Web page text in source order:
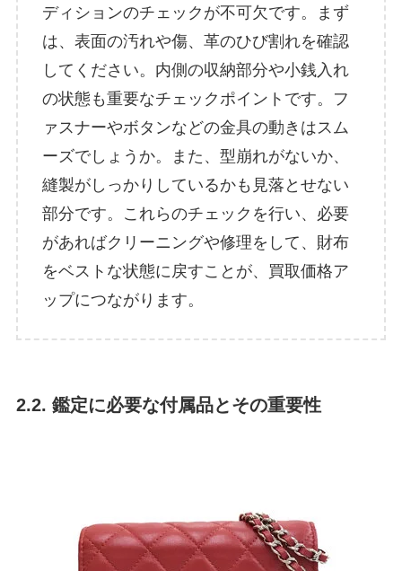
ディションのチェックが不可欠です。まず
は、表面の汚れや傷、革のひび割れを確認
してください。内側の収納部分や小銭入れ
の状態も重要なチェックポイントです。フ
ァスナーやボタンなどの金具の動きはスム
ーズでしょうか。また、型崩れがないか、
縫製がしっかりしているかも見落とせない
部分です。これらのチェックを行い、必要
があればクリーニングや修理をして、財布
をベストな状態に戻すことが、買取価格ア
ップにつながります。
2.2. 鑑定に必要な付属品とその重要性